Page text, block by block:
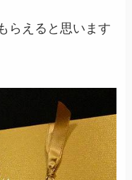
らえると思います